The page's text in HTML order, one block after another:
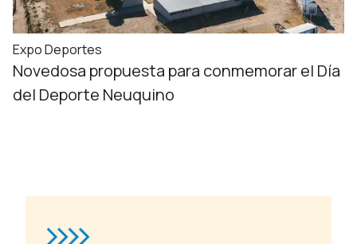
Expo Deportes
Novedosa propuesta para conmemorar el Día
del Deporte Neuquino